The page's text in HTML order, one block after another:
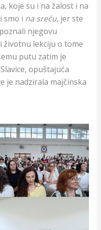
koje su i na žalost i na
smo i na sreću, jer ste
njegovu
lekciju o tome
putu zatim je
opuštajuća
je nadzirala majčinska